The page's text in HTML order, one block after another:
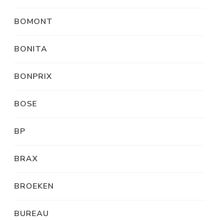
BOMONT
BONITA
BONPRIX
BOSE
BP
BRAX
BROEKEN
BUREAU